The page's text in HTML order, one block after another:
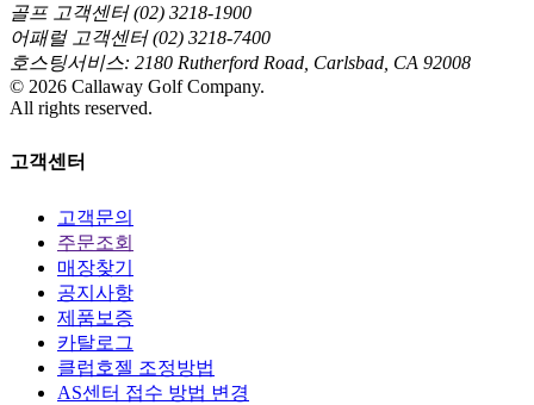
골프 고객센터 (02) 3218-1900
어패럴 고객센터 (02) 3218-7400
호스팅서비스: 2180 Rutherford Road, Carlsbad, CA 92008
© 2026 Callaway Golf Company.
All rights reserved.
고객센터
고객문의
주문조회
매장찾기
공지사항
제품보증
카탈로그
클럽호젤 조정방법
AS센터 접수 방법 변경